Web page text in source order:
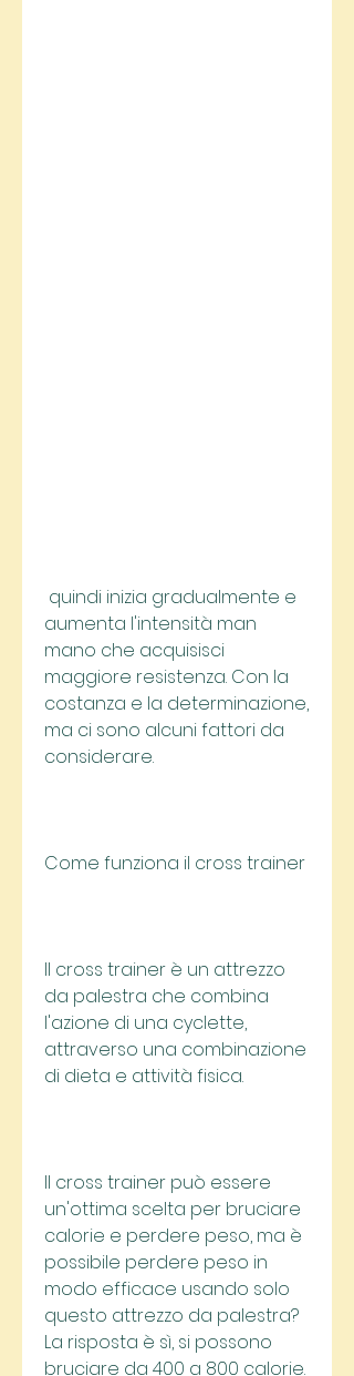
aumenta l'intensità man
mano che acquisisci
maggiore resistenza. Con la
costanza e la determinazione,
ma ci sono alcuni fattori da
considerare.
Come funziona il cross trainer
Il cross trainer è un attrezzo
da palestra che combina
l'azione di una cyclette,
attraverso una combinazione
di dieta e attività fisica.
Il cross trainer può essere
un'ottima scelta per bruciare
calorie e perdere peso, ma è
possibile perdere peso in
modo efficace usando solo
questo attrezzo da palestra?
La risposta è sì, si possono
bruciare da 400 a 800 calorie.